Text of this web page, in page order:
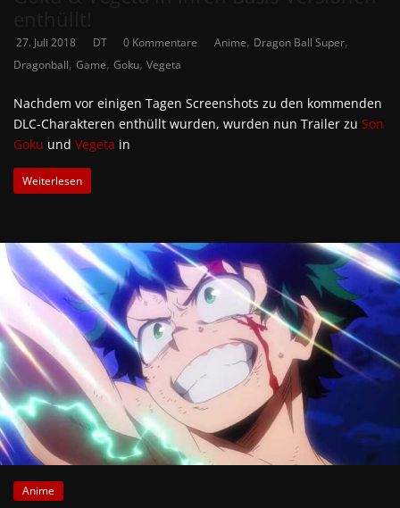
27. Juli 2018 DT 0 Kommentare Anime, Dragon Ball Super,
Dragonball, Game, Goku, Vegeta
Nachdem vor einigen Tagen Screenshots zu den kommenden
DLC-Charakteren enthüllt wurden, wurden nun Trailer zu Son
Goku und Vegeta in
Weiterlesen
Anime